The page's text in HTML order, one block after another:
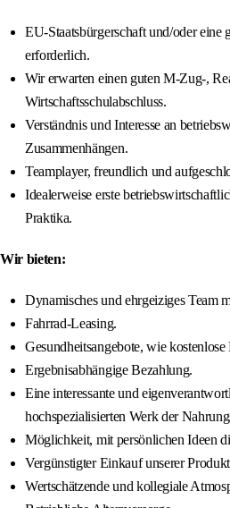
EU-Staatsbürgerschaft und/oder eine
erforderlich.
Wir erwarten einen guten M-Zug-,
Wirtschaftsschulabschluss.
Verständnis und Interesse an
Zusammenhängen.
Teamplayer, freundlich und
Idealerweise erste
Praktika.
Wir bieten:
Dynamisches und ehrgeiziges Team
Fahrrad-Leasing.
Gesundheitsangebote, wie kostenlose
Ergebnisabhängige Bezahlung.
Eine interessante und
hochspezialisierten Werk der
Möglichkeit, mit persönlichen Ideen
Vergünstigter Einkauf unserer
Wertschätzende und kollegiale